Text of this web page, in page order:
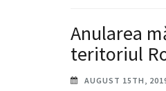
Anularea
teritoriul
AUGUST 15TH,